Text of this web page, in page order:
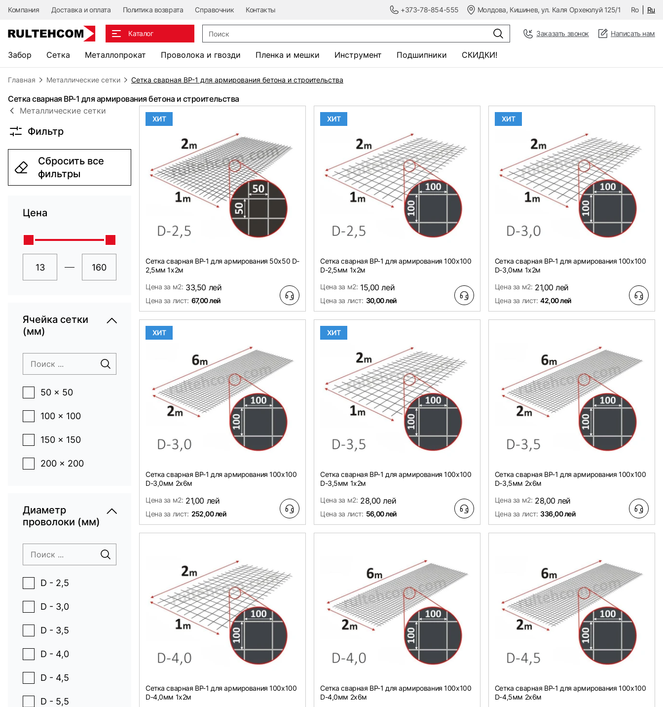
Компания Доставка и оплата Политика возврата Справочник Контакты +373-78-854-555 Молдова, Кишинев, ул. Каля Орхеюлуй 125/1 Ro Ru
Каталог Заказать звонок Написать нам
Забор Сетка Металлопрокат Проволока и гвозди Пленка и мешки Инструмент Подшипники СКИДКИ!
Главная Металлические сетки Сетка сварная ВР-1 для армирования бетона и строительства
Сетка сварная ВР-1 для армирования бетона и строительства
Металлические сетки
Фильтр
Сбросить все
фильтры
Цена
Ячейка сетки
(мм)
50 x 50
100 x 100
150 x 150
200 x 200
Диаметр
проволоки (мм)
D - 2,5
D - 3,0
D - 3,5
D - 4,0
D - 4,5
D - 5,5
ХИТ
Сетка сварная ВР-1 для армирования 50х50 D-
2,5мм 1х2м
Цена за м2: 33,50 лей
Цена за лист: 67,00 лей
ХИТ
Сетка сварная ВР-1 для армирования 100х100
D-2,5мм 1х2м
Цена за м2: 15,00 лей
Цена за лист: 30,00 лей
ХИТ
Сетка сварная ВР-1 для армирования 100х100
D-3,0мм 1х2м
Цена за м2: 21,00 лей
Цена за лист: 42,00 лей
ХИТ
Сетка сварная ВР-1 для армирования 100х100
D-3,0мм 2х6м
Цена за м2: 21,00 лей
Цена за лист: 252,00 лей
ХИТ
Сетка сварная ВР-1 для армирования 100х100
D-3,5мм 1х2м
Цена за м2: 28,00 лей
Цена за лист: 56,00 лей
Сетка сварная ВР-1 для армирования 100х100
D-3,5мм 2х6м
Цена за м2: 28,00 лей
Цена за лист: 336,00 лей
Сетка сварная ВР-1 для армирования 100х100
D-4,0мм 1х2м
Сетка сварная ВР-1 для армирования 100х100
D-4,0мм 2х6м
Сетка сварная ВР-1 для армирования 100х100
D-4,5мм 2х6м